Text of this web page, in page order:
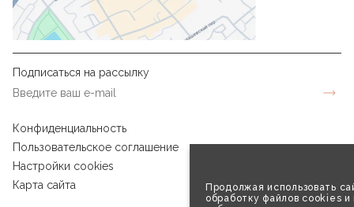
Продолжая использовать
обработку файлов cookies и
Подписаться на рассылку
Конфиденциальность
Пользовательское соглашение
Настройки cookies
Карта сайта